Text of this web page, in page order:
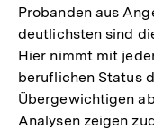
Probanden aus
deutlichsten sind
Hier nimmt mit
beruflichen Status
Übergewichtigen
Analysen zeigen